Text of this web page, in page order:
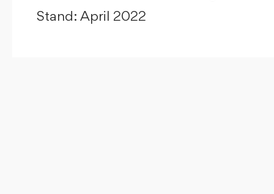
Stand: April 2022